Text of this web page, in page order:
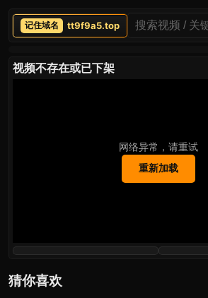
tt9f9a5.top
视频不存在或已下架
网络异常，请重试
重新加载
猜你喜欢